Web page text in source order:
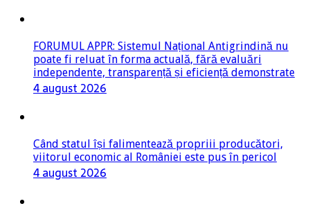
FORUMUL APPR: Sistemul Național Antigrindină nu
poate fi reluat în forma actuală, fără evaluări
independente, transparență și eficiență demonstrate
4 august 2026
Când statul își falimentează propriii producători,
viitorul economic al României este pus în pericol
4 august 2026